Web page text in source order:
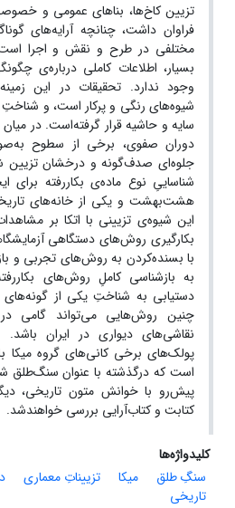
تزیین کاخ‌ها، بناهای عمومی و
فراوان داشت، چنانچه آرایه‌های
مختلفی در طرح و نقش و اجرا
بسیار، اطلاعات کاملی درباره‌ی
وجود ندارد. تحقیقات در این
شیوه‌های رنگی و پرکار است، و شناختِ
سایه و حاشیه قرار گرفته‌است. در
دوران صفوی، برخی از سطوح
جلوه‌ای صدف‌گونه و درخشان
شناساییِ نوع ماده‌ی بکاررفته برای
هشت‌بهشت و یکی از خانه‌های
این شیوه‌ی تزیینی با اتکا بر
بکارگیری روش‌های دستگاهی
با بسنده‌کردن به روش‌های تجربی و
به بازشناسی کاملِ روش‌های
دستیابی به شناختِ یکی از گونه‌های
چنین روش‌هایی می‌تواند گامی
نقاشی‌های دیواری در ایران باشد.
پولک‌های برخی کانی‌های گروه
است که درگذشته با عنوان
پیش‌رو با خوانش متون تاریخی،
کتابت و کتاب‌آرایی بررسی خواهندشد.
کلیدواژه‌ها
سنگِ طلق
میکا تزییناتِ معماری
تاریخی